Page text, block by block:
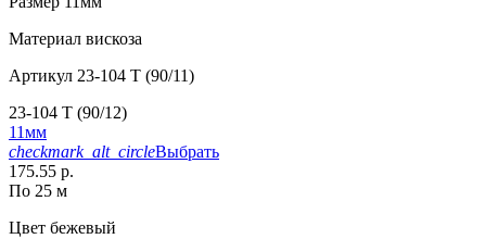
Материал вискоза
Артикул 23-104 T (90/11)
23-104 T (90/12)
11мм
checkmark_alt_circleВыбрать
175.55 р.
По 25 м
Цвет бежевый